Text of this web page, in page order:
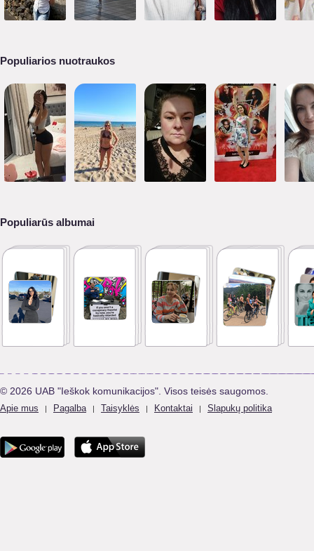
Populiarios nuotraukos
Populiarūs albumai
© 2026 UAB "Ieškok komunikacijos". Visos teisės saugomos.
Apie mus | Pagalba | Taisyklės | Kontaktai | Slapukų politika